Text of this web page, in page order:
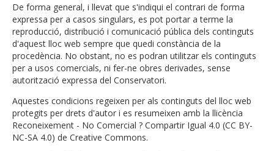
De forma general, i llevat que s'indiqui el contrari de forma
expressa per a casos singulars, es pot portar a terme la
reproducció, distribució i comunicació pública dels continguts
d'aquest lloc web sempre que quedi constància de la
procedència. No obstant, no es podran utilitzar els continguts
per a usos comercials, ni fer-ne obres derivades, sense
autorització expressa del Conservatori.
Aquestes condicions regeixen per als continguts del lloc web
protegits per drets d'autor i es resumeixen amb la llicència
Reconeixement - No Comercial ? Compartir Igual 4.0 (CC BY-
NC-SA 4.0) de Creative Commons.